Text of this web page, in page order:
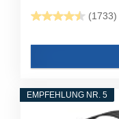
(1733)
EMPFEHLUNG NR. 5